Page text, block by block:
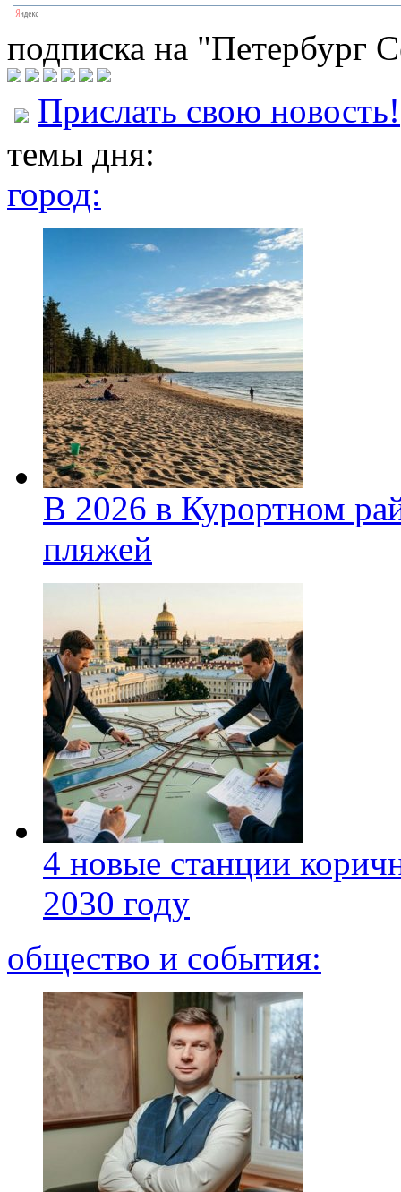
подписка на "Петербург
Прислать свою новость!
темы дня:
город:
В 2026 в Курортном
пляжей
4 новые станции
2030 году
общество и события: